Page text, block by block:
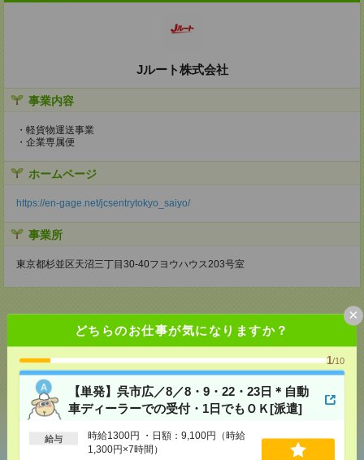
どちらのお仕事が気になりますか？
1/10
【単発】呉市広／8／8・9・22・23日＊自動
車ディーラーでの受付・1日でもＯＫ[派遣]
給与
時給1300円 ・日額：9,100円（時給
1,300円×7時間）
×
Jルート株式会社
事業内容
・軽貨物運送事業
・企業専属便
ホームページ
https://en-gage.net/jcsentrytokyo_saiyo/
事業所
東京都杉並区天沼三丁目30-40フヨウハウス203号室
応募ページへ
気になる！